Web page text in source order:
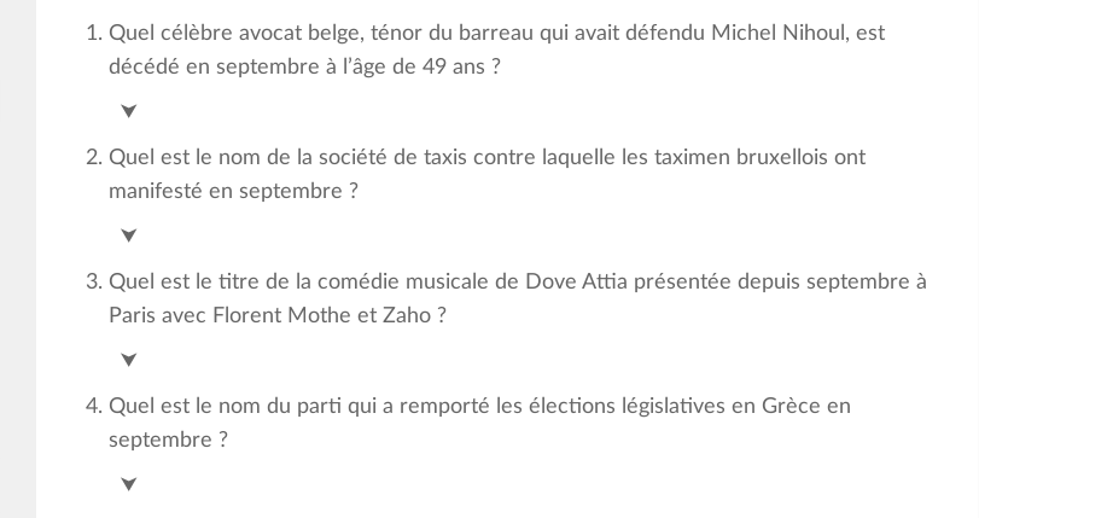
Quel célèbre avocat belge, ténor du barreau qui avait défendu Michel Nihoul, est
décédé en septembre à l’âge de 49 ans ?
Clément de Cléty
⮟
Quel est le nom de la société de taxis contre laquelle les taximen bruxellois ont
manifesté en septembre ?
Uber
⮟
Quel est le titre de la comédie musicale de Dove Attia présentée depuis septembre à
Paris avec Florent Mothe et Zaho ?
Le Roi Arthur
⮟
Quel est le nom du parti qui a remporté les élections législatives en Grèce en
septembre ?
Syriza
⮟